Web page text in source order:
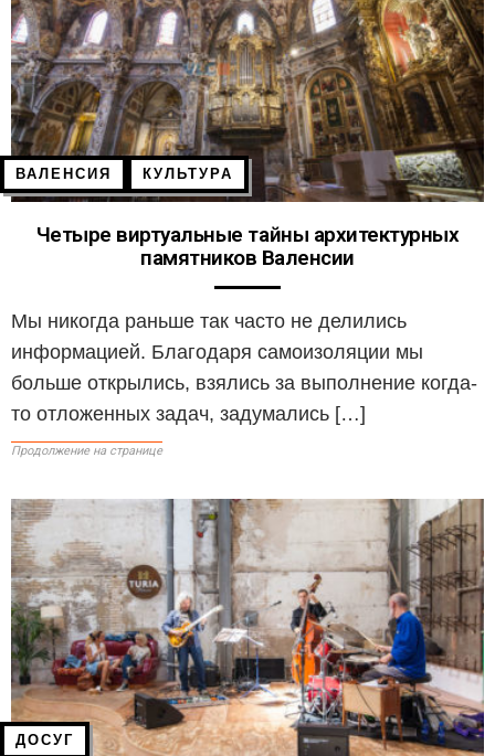
ВАЛЕНСИЯ КУЛЬТУРА
Четыре виртуальные тайны архитектурных
памятников Валенсии
Мы никогда раньше так часто не делились
информацией. Благодаря самоизоляции мы
больше открылись, взялись за выполнение когда-
то отложенных задач, задумались […]
Продолжение на странице
ДОСУГ